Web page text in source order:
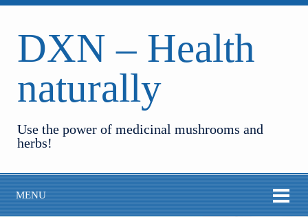
DXN – Health
naturally
Use the power of medicinal mushrooms and
herbs!
MENU